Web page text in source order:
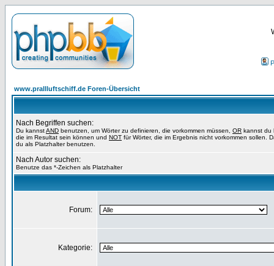
www.prallluftschiff.de Foren-Übersicht
Nach Begriffen suchen:
Du kannstAND benutzen, um Wörter zu definieren, die vorkommen müssen, OR kannst du
die im Resultat sein können und NOT für Wörter, die im Ergebnis nicht vorkommen sollen.
du als Platzhalter benutzen.
Nach Autor suchen:
Benutze das *-Zeichen als Platzhalter
Forum:
Kategorie: